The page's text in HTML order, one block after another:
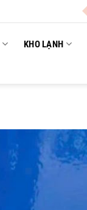
KHO LẠNH